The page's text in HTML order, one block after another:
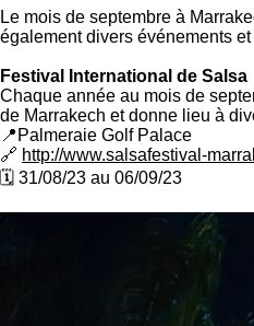
Le mois de septembre à
également divers événements
Festival International de Salsa
Chaque année au mois de
de Marrakech et donne lieu à
📍Palmeraie Golf Palace
🔗 http://www.salsafestival-
🗓️ 31/08/23 au 06/09/23